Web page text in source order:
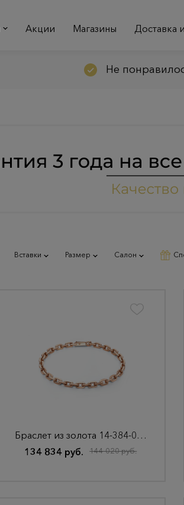
Акции Магазины Доставка
Не
Вставки Размер Салон
Браслет из золота 14-384-000-4К
134 834 руб.
144 020 руб.